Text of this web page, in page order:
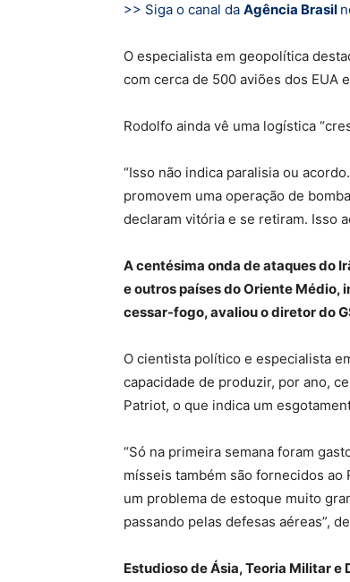
>> Siga o canal da Agência Brasil
O especialista em geopolítica
com cerca de 500 aviões dos EUA
Rodolfo ainda vê uma logística
“Isso não indica paralisia ou
promovem uma operação de
declaram vitória e se retiram. Isso
A centésima onda de ataques do
e outros países do Oriente
cessar-fogo, avaliou o diretor do
O cientista político e especialista
capacidade de produzir, por ano,
Patriot, o que indica um
“Só na primeira semana foram
mísseis também são fornecidos ao
um problema de estoque muito
passando pelas defesas aéreas”,
Estudioso de Ásia, Teoria Militar e